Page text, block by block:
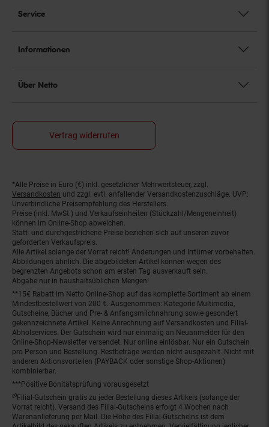
Service
Informationen
Über Netto
Vertrag widerrufen
Fußnoten
*Alle Preise in Euro (€) inkl. gesetzlicher Mehrwertsteuer, zzgl.
Versandkosten und zzgl. evtl. anfallender Versandkostenzuschläge. UVP:
Unverbindliche Preisempfehlung des Herstellers.
Preise (inkl. MwSt.) und Verkaufseinheiten (Stückzahl/Mengeneinheit)
können im Online-Shop abweichen.
Statt- und durchgestrichene Preise beziehen sich auf unseren zuvor
geforderten Verkaufspreis.
Alle Artikel solange der Vorrat reicht! Änderungen und Irrtümer vorbehalten.
Abbildungen ähnlich. Die abgebildeten Artikel können wegen des
begrenzten Angebots schon am ersten Tag ausverkauft sein.
Abgabe nur in haushaltsüblichen Mengen!
**15€ Rabatt im Netto Online-Shop auf das komplette Sortiment ab einem
Mindestbestellwert von 200 €. Ausgenommen: Kategorie Multimedia,
Gutscheine, Bücher und Pre- & Anfangsmilchnahrung sowie gesondert
gekennzeichnete Artikel. Keine Anrechnung auf Versandkosten und Filial-
Abholservices. Der Gutschein wird nur einmalig an Neuanmelder für den
Online-Shop-Newsletter versendet. Nur online einlösbar. Nur ein Gutschein
pro Person und Bestellung. Restbeträge werden nicht ausgezahlt. Nicht mit
anderen Aktionsvorteilen (PAYBACK oder sonstige Shop-Aktionen)
kombinierbar.
***Positive Bonitätsprüfung vorausgesetzt
²⁰Filial-Gutschein gratis zu jeder Bestellung dieses Artikels (solange der
Vorrat reicht). Versand des Filial-Gutscheins erfolgt 4 Wochen nach
Warenanlieferung per Mail. Die Höhe des Filial-Gutscheins ist dem